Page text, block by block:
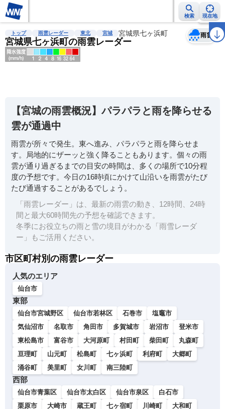
検索 現在地
雨雲レーダー 台風情報 地震情報 警報・注意報 2週間天気 ラ
トップ 雨雲レーダー 東北 宮城 宮城県七ヶ浜町
宮城県七ヶ浜町の雨雲レーダー
雨雲
天気 台風
【宮城の雨雲概況】パラパラと雨を降らせる
雲が通過中
雨雲が所々で発生。東へ進み、パラパラと雨を降らせま
す。局地的にザーッと強く降ることもあります。個々の雨
雲が通り過ぎるまでの目安の時間は、多くの場所で10分程
度の予想です。今日の16時頃にかけて山沿いを雨雲がたび
たび通過することがあるでしょう。
「雨雲レーダー」は、最新の雨雲の動き、12時間、24時
間と最大60時間先の予想を確認できます。
冬季にお役立ちの雨と雪の境目がわかる「雨雪レーダ
ー」もご活用ください。
市区町村別の雨雲レーダー
人気のエリア
仙台市
東部
仙台市宮城野区 仙台市若林区 石巻市
塩竈市
気仙沼市
名取市 角田市 多賀城市 岩沼市
登米市
東松島市
富谷市 大河原町 村田町 柴田町
丸森町
亘理町
山元町 松島町 七ヶ浜町 利府町
大郷町
涌谷町
美里町 女川町 南三陸町
西部
仙台市青葉区 仙台市太白区 仙台市泉区
白石市
栗原市
大崎市 蔵王町 七ヶ宿町 川崎町
大和町